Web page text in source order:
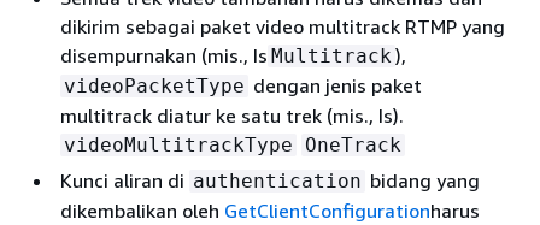
dikirim sebagai paket video multitrack RTMP yang
disempurnakan (mis., Is Multitrack ),
videoPacketType dengan jenis paket
multitrack diatur ke satu trek (mis., Is).
videoMultitrackType OneTrack
Kunci aliran di authentication bidang yang
dikembalikan oleh GetClientConfigurationharus